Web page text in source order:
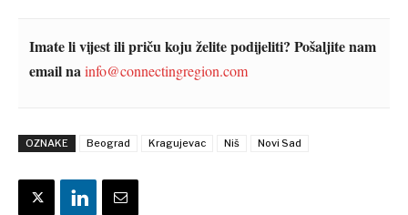
Imate li vijest ili priču koju želite podijeliti? Pošaljite nam
email nainfo@connectingregion.com
OZNAKE Beograd Kragujevac Niš Novi Sad